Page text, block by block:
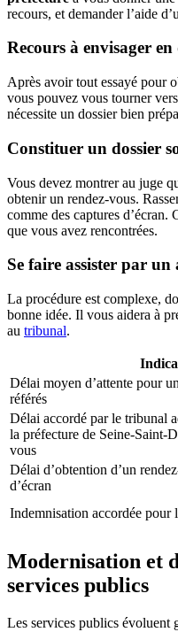
recours, et demander l’aide
Recours à envisager
Après avoir tout essayé pour
vous pouvez vous tourner
nécessite un dossier bien
Constituer un dossier
Vous devez montrer au juge
obtenir un rendez-vous.
comme des captures
que vous avez rencontrées.
Se faire assister par un
La procédure est complexe,
bonne idée. Il vous aidera à
au tribunal.
Délai moyen d’attente pour
référés
Délai accordé par le tribunal
la préfecture de Seine-Saint-
vous
Délai d’obtention d’un
d’écran
Indemnisation accordée pour
Modernisation et
services publics
Les services publics évoluent